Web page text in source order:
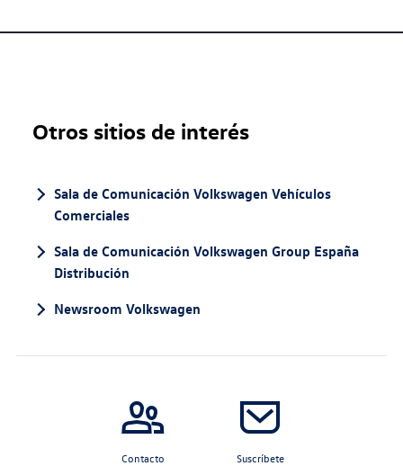
Otros sitios de interés
Sala de Comunicación Volkswagen Vehículos
Comerciales
Sala de Comunicación Volkswagen Group España
Distribución
Newsroom Volkswagen
Contacto Suscríbete